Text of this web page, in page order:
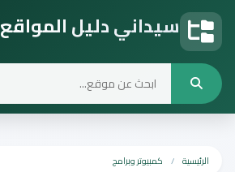
سيداني دليل المواقع
الرئيسية كمبيوتر وبرامج